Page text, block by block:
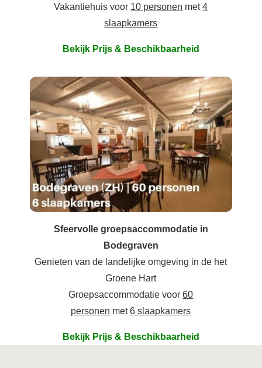
Vakantiehuis voor 10 personen met4
slaapkamers
Bekijk Prijs & Beschikbaarheid
Sfeervolle groepsaccommodatie in
Bodegraven
Genieten van de landelijke omgeving in de het
Groene Hart
Groepsaccommodatie voor60
personen met6 slaapkamers
Bekijk Prijs & Beschikbaarheid